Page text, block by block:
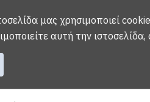
μας χρησιμοποιεί
αυτή την